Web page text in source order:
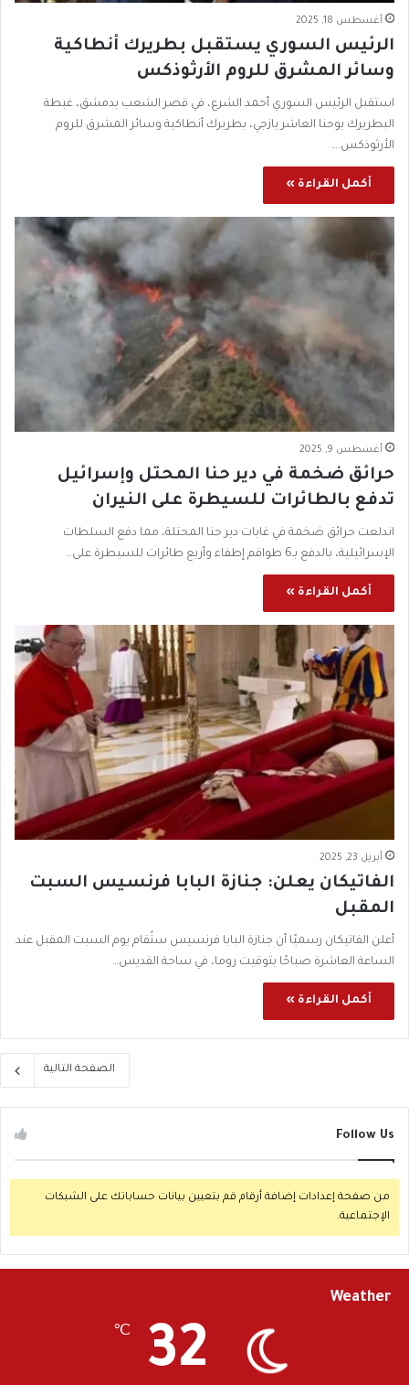
أغسطس 18, 2025
الرئيس السوري يستقبل بطريرك أنطاكية
وسائر المشرق للروم الأرثوذكس
استقبل الرئيس السوري أحمد الشرع، في قصر الشعب بدمشق، غبطة
البطريرك يوحنا العاشر يازجي، بطريرك أنطاكية وسائر المشرق للروم
الأرثوذكس.…
أكمل القراءة »
أغسطس 9, 2025
حرائق ضخمة في دير حنا المحتل وإسرائيل
تدفع بالطائرات للسيطرة على النيران
اندلعت حرائق ضخمة في غابات دير حنا المحتلة، مما دفع السلطات
الإسرائيلية، بالدفع بـ6 طواقم إطفاء وأربع طائرات للسيطرة على…
أكمل القراءة »
أبريل 23, 2025
الفاتيكان يعلن: جنازة البابا فرنسيس السبت
المقبل
أعلن الفاتيكان رسميًا أن جنازة البابا فرنسيس ستُقام يوم السبت المقبل عند
الساعة العاشرة صباحًا بتوقيت روما، في ساحة القديس…
أكمل القراءة »
الصفحة التالية
Follow Us
من صفحة إعدادات إضافة أرقام قم بتعيين بيانات حساباتك على الشبكات
الإجتماعية.
Weather
32
℃